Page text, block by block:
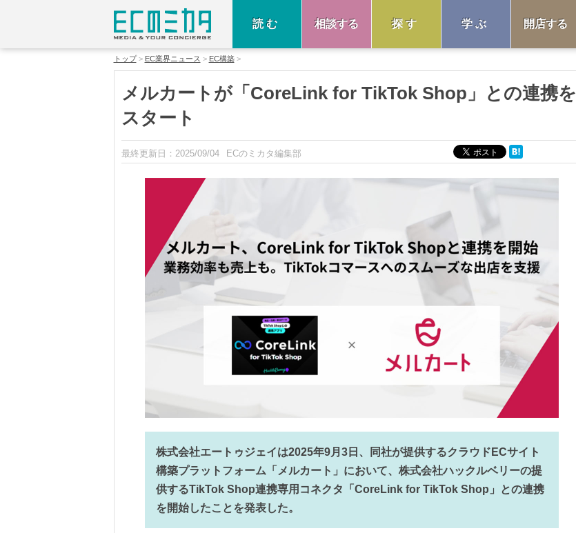
読む 相談する 探す 学ぶ 開店する
トップ EC業界ニュース EC構築
メルカートが「CoreLink for TikTok Shop」との連携を
スタート
最終更新日： 2025/09/04 ECのミカタ編集部
株式会社エートゥジェイは2025年9月3日、同社が提供するクラウドECサイト
構築プラットフォーム「メルカート」において、株式会社ハックルベリーの提
供するTikTok Shop連携専用コネクタ「CoreLink for TikTok Shop」との連携
を開始したことを発表した。